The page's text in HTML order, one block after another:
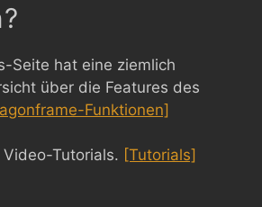
Seite hat eine ziemlich
über die Features des
Funktionen]
Tutorials. [Tutorials]